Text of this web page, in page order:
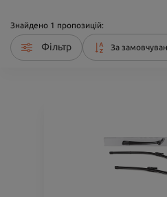
Знайдено 1 пропозицій:
Фільтр